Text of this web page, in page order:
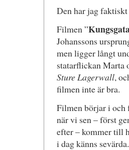
Den har jag
Filmen ”
Johanssons
men ligger långt
statarflickan Marta
Sture Lagerwall,
filmen inte är bra.
Filmen börjar i
när vi sen – först
efter – kommer till
i dag känns sevärda.